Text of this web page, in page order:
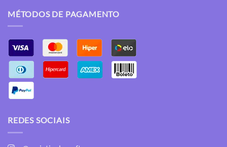
MÉTODOS DE PAGAMENTO
REDES SOCIAIS